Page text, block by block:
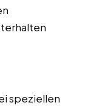
speziellen